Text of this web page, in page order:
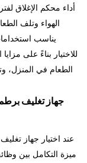
أداء محكم الإغلاق
الهواء وتلف
يناسب
للاختيار بناءً على
الطعام في المنزل،
عند اختيار جهاز
ميزة التكامل بين